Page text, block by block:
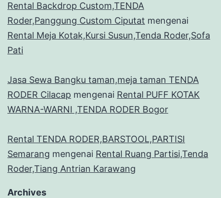
Rental Backdrop Custom,TENDA
Roder,Panggung Custom Ciputat mengenai
Rental Meja Kotak,Kursi Susun,Tenda Roder,Sofa
Pati
Jasa Sewa Bangku taman,meja taman TENDA
RODER Cilacap mengenai Rental PUFF KOTAK
WARNA-WARNI ,TENDA RODER Bogor
Rental TENDA RODER,BARSTOOL,PARTISI
Semarang mengenai Rental Ruang Partisi,Tenda
Roder,Tiang Antrian Karawang
Archives